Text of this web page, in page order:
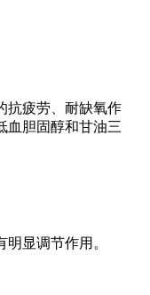
抗疲劳、耐缺氧作
血胆固醇和甘油三
显调节作用。